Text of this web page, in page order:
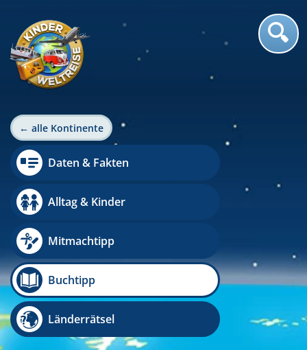
← alle Kontinente
Daten & Fakten
Alltag & Kinder
Mitmachtipp
Buchtipp
Länderrätsel